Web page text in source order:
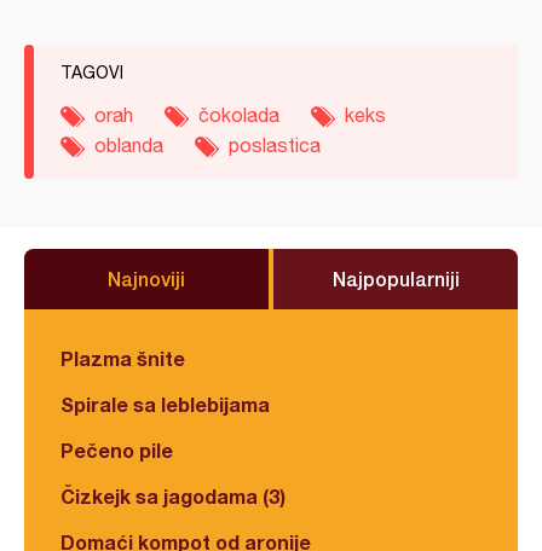
TAGOVI
orah čokolada
keks
oblanda
poslastica
Najnoviji Najpopularniji
Plazma šnite
Spirale sa leblebijama
Pečeno pile
Čizkejk sa jagodama (3)
Domaći kompot od aronije